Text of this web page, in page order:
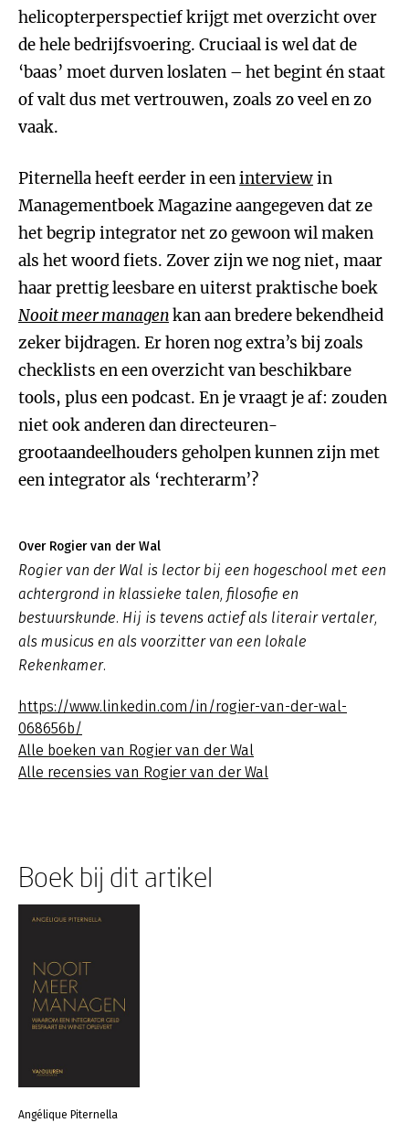
helicopterperspectief krijgt met overzicht over
de hele bedrijfsvoering. Cruciaal is wel dat de
‘baas’ moet durven loslaten – het begint én staat
of valt dus met vertrouwen, zoals zo veel en zo
vaak.
Piternella heeft eerder in eeninterviewin
Managementboek Magazine aangegeven dat ze
het begrip integrator net zo gewoon wil maken
als het woord fiets. Zover zijn we nog niet, maar
haar prettig leesbare en uiterst praktische boek
Nooit meer managenkan aan bredere bekendheid
zeker bijdragen. Er horen nog extra’s bij zoals
checklists en een overzicht van beschikbare
tools, plus een podcast. En je vraagt je af: zouden
niet ook anderen dan directeuren-
grootaandeelhouders geholpen kunnen zijn met
een integrator als ‘rechterarm’?
Over Rogier van der Wal
Rogier van der Wal is lector bij een hogeschool met een
achtergrond in klassieke talen, filosofie en
bestuurskunde. Hij is tevens actief als literair vertaler,
als musicus en als voorzitter van een lokale
Rekenkamer.
https://www.linkedin.com/in/rogier-van-der-wal-
068656b/
Alle boeken van Rogier van der Wal
Alle recensies van Rogier van der Wal
Boek bij dit artikel
Angélique Piternella